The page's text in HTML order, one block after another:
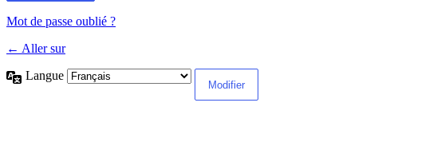
Mot de passe oublié ?
← Aller sur
Langue